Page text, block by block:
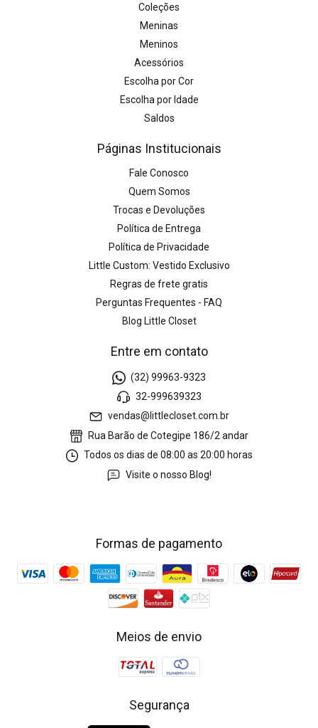
Coleções
Meninas
Meninos
Acessórios
Escolha por Cor
Escolha por Idade
Saldos
Páginas Institucionais
Fale Conosco
Quem Somos
Trocas e Devoluções
Política de Entrega
Política de Privacidade
Little Custom: Vestido Exclusivo
Regras de frete gratis
Perguntas Frequentes - FAQ
Blog Little Closet
Entre em contato
(32) 99963-9323
32-999639323
vendas@littlecloset.com.br
Rua Barão de Cotegipe 186/2 andar
Todos os dias de 08:00 as 20:00 horas
Visite o nosso Blog!
Formas de pagamento
Meios de envio
Segurança